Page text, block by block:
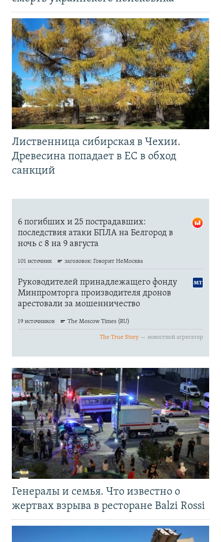
Лиственница сибирская в Чехии.
Древесина попадает в ЕС в обход
санкций
Генералы и семья. Что известно о
жертвах взрыва в ресторане Balzi Rossi